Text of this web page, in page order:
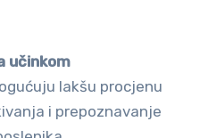
učinkom
lakšu procjenu
i prepoznavanje